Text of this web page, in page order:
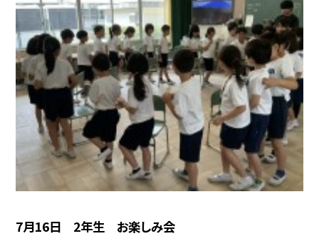
7月16日 2年生 お楽しみ会